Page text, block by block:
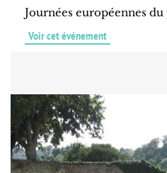
Journées européennes
Voir cet événement